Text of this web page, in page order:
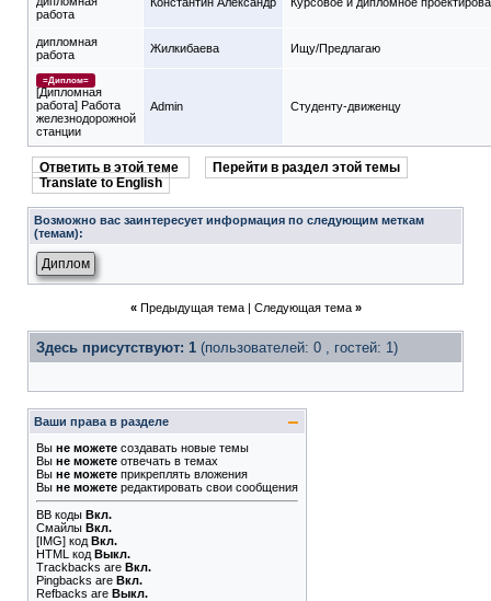
работа
дипломная
работа
Жилкибаева Ищу/Предлагаю
=Диплом=
[Дипломная
работа] Работа
железнодорожной
станции
Admin Студенту-движeнцу
Ответить в этой теме
Перейти в раздел этой темы
Translate to English
Возможно вас заинтересует информация по следующим меткам
(темам):
Диплом
« Предыдущая тема| Следующая тема »
Здесь присутствуют: 1 (пользователей: 0 , гостей: 1)
Ваши права в разделе
Вы не можете создавать новые темы
Вы не можете отвечать в темах
Вы не можете прикреплять вложения
Вы не можете редактировать свои сообщения
BB коды Вкл.
Смайлы Вкл.
[IMG] код Вкл.
HTML код Выкл.
Trackbacks are Вкл.
Pingbacks are Вкл.
Refbacks are Выкл.